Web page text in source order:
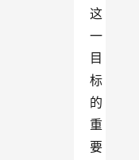
这
一
目
标
的
重
要